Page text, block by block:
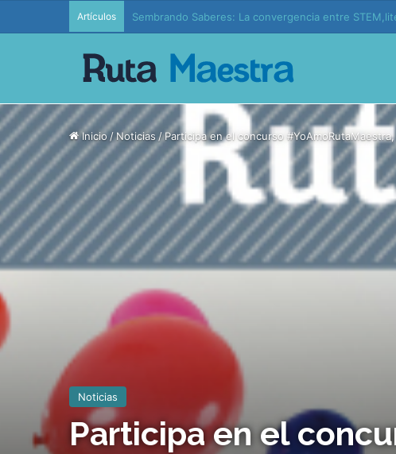
Artículos Sembrando Saberes: La convergencia entre
Inicio /Noticias / Participa en el concurso
Noticias
Participa en el